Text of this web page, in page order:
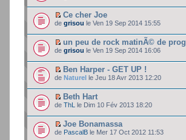
Ce cher Joe
de grisou le Ven 19 Sep 2014 15:55
un peu de rock matinÃ© de prog
de grisou le Ven 19 Sep 2014 16:06
Ben Harper - GET UP !
de Naturel le Jeu 18 Avr 2013 12:20
Beth Hart
de ThL le Dim 10 Fév 2013 18:20
Joe Bonamassa
de PascalB le Mer 17 Oct 2012 11:53